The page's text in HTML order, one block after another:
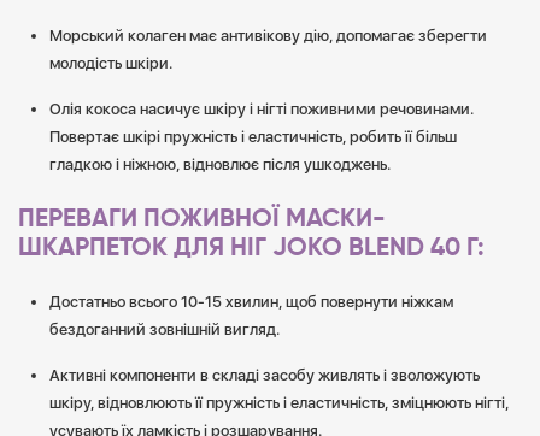
Морський колаген має антивікову дію, допомагає зберегти
молодість шкіри.
Олія кокоса насичує шкіру і нігті поживними речовинами.
Повертає шкірі пружність і еластичність, робить її більш
гладкою і ніжною, відновлює після ушкоджень.
ПЕРЕВАГИ ПОЖИВНОЇ МАСКИ-
ШКАРПЕТОК ДЛЯ НІГ JOKO BLEND 40 Г:
Достатньо всього 10-15 хвилин, щоб повернути ніжкам
бездоганний зовнішній вигляд.
Активні компоненти в складі засобу живлять і зволожують
шкіру, відновлюють її пружність і еластичність, зміцнюють нігті,
усувають їх ламкість і розшарування.